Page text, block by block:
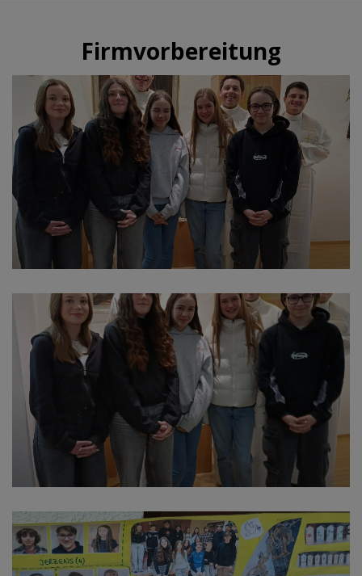
Firmvorbereitung